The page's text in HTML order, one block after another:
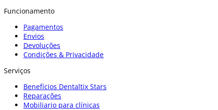
Funcionamento
Pagamentos
Envios
Devoluções
Condições & Privacidade
Serviços
Benefícios Dentaltix Stars
Reparações
Mobiliario para clínicas